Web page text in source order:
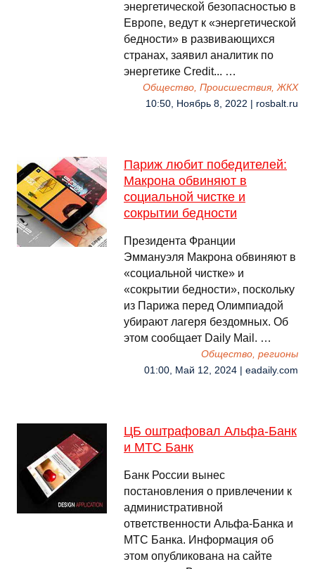
энергетической безопасностью в
Европе, ведут к «энергетической
бедности» в развивающихся
странах, заявил аналитик по
энергетике Credit... …
Общество, Происшествия, ЖКХ
10:50, Ноябрь 8, 2022 | rosbalt.ru
Париж любит победителей:
Макрона обвиняют в
социальной чистке и
сокрытии бедности
Президента Франции
Эммануэля Макрона обвиняют в
«социальной чистке» и
«сокрытии бедности», поскольку
из Парижа перед Олимпиадой
убирают лагеря бездомных. Об
этом сообщает Daily Mail. …
Общество, регионы
01:00, Май 12, 2024 | eadaily.com
ЦБ оштрафовал Альфа-Банк
и МТС Банк
Банк России вынес
постановления о привлечении к
административной
ответственности Альфа-Банка и
МТС Банка. Информация об
этом опубликована на сайте